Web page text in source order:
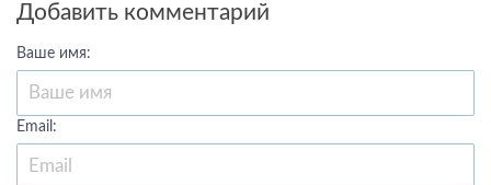
Добавить комментарий
Ваше имя:
Email: